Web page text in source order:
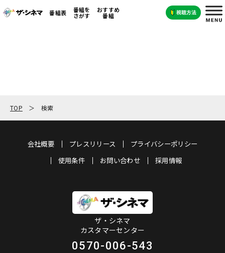
番組表 番組を
さがす
おすすめ
番組
TOP 検索
会社概要 プレスリリース
プライバシーポリシー
使用条件
お問い合わせ 採用情報
ザ・シネマ
カスタマーセンター
0570-006-543